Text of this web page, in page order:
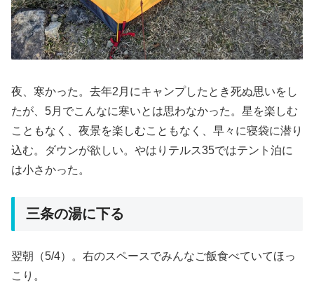
夜、寒かった。去年2月にキャンプしたとき死ぬ思いをし
たが、5月でこんなに寒いとは思わなかった。星を楽しむ
こともなく、夜景を楽しむこともなく、早々に寝袋に潜り
込む。ダウンが欲しい。やはりテルス35ではテント泊に
は小さかった。
三条の湯に下る
翌朝（5/4）。右のスペースでみんなご飯食べていてほっ
こり。